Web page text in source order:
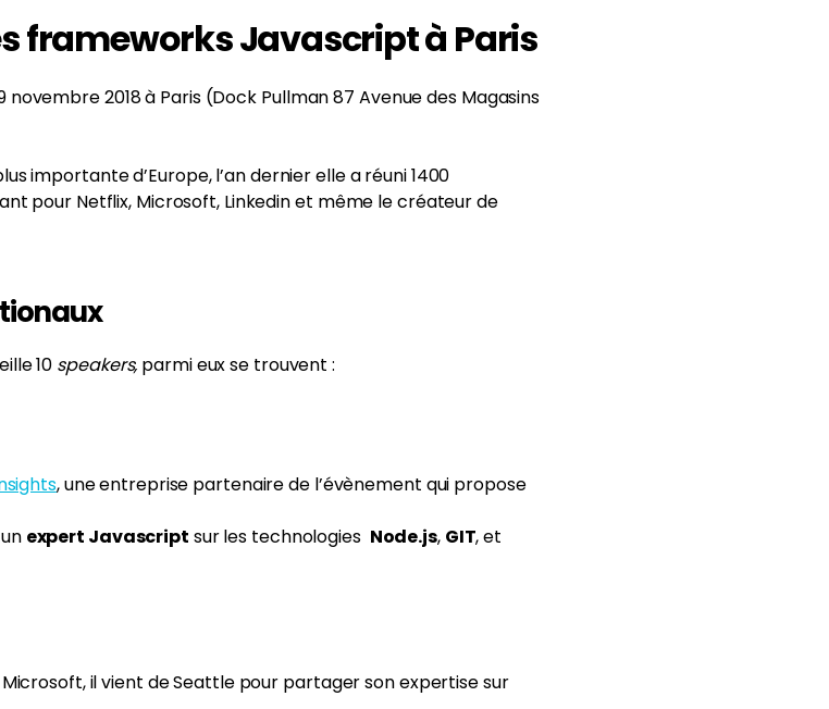
frameworks Javascript à Paris
2018 à Paris (Dock Pullman 87 Avenue des Magasins
importante d’Europe, l’an dernier elle a réuni 1400
pour Netflix, Microsoft, Linkedin et même le créateur de
10 speakers, parmi eux se trouvent :
, une entreprise partenaire de l’évènement qui propose
expert Javascript sur les technologies Node.js, GIT, et
il vient de Seattle pour partager son expertise sur